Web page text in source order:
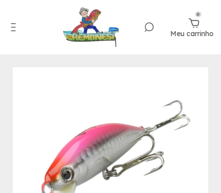
0
Meu carrinho